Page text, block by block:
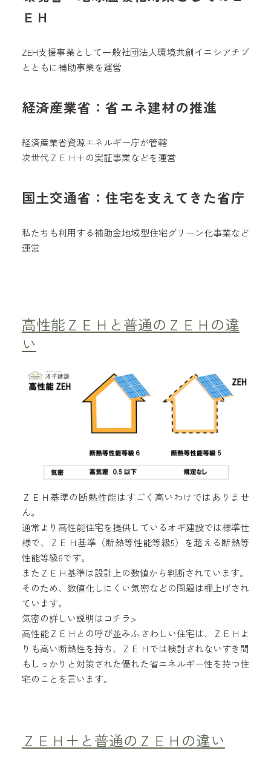
ＥＨ
ZEH支援事業として一般社団法人環境共創イニシアチブ
とともに補助事業を運営
経済産業省：省エネ建材の推進
経済産業省資源エネルギー庁が管轄
次世代ＺＥＨ＋の実証事業などを運営
国土交通省：住宅を支えてきた省庁
私たちも利用する補助金地域型住宅グリーン化事業など
運営
高性能ＺＥＨと普通のＺＥＨの違
い
ＺＥＨ基準の断熱性能はすごく高いわけではありませ
ん。
通常より高性能住宅を提供しているオギ建設では標準仕
様で、ＺＥＨ基準（断熱等性能等級5）を超える断熱等
性能等級6です。
またＺＥＨ基準は設計上の数値から判断されています。
そのため、数値化しにくい気密などの問題は棚上げされ
ています。
気密の詳しい説明はコチラ>
高性能ＺＥＨとの呼び並みふさわしい住宅は、ＺＥＨよ
りも高い断熱性を持ち、ＺＥＨでは検討されないすき間
もしっかりと対策された優れた省エネルギー性を持つ住
宅のことを言います。
ＺＥＨ＋と普通のＺＥＨの違い